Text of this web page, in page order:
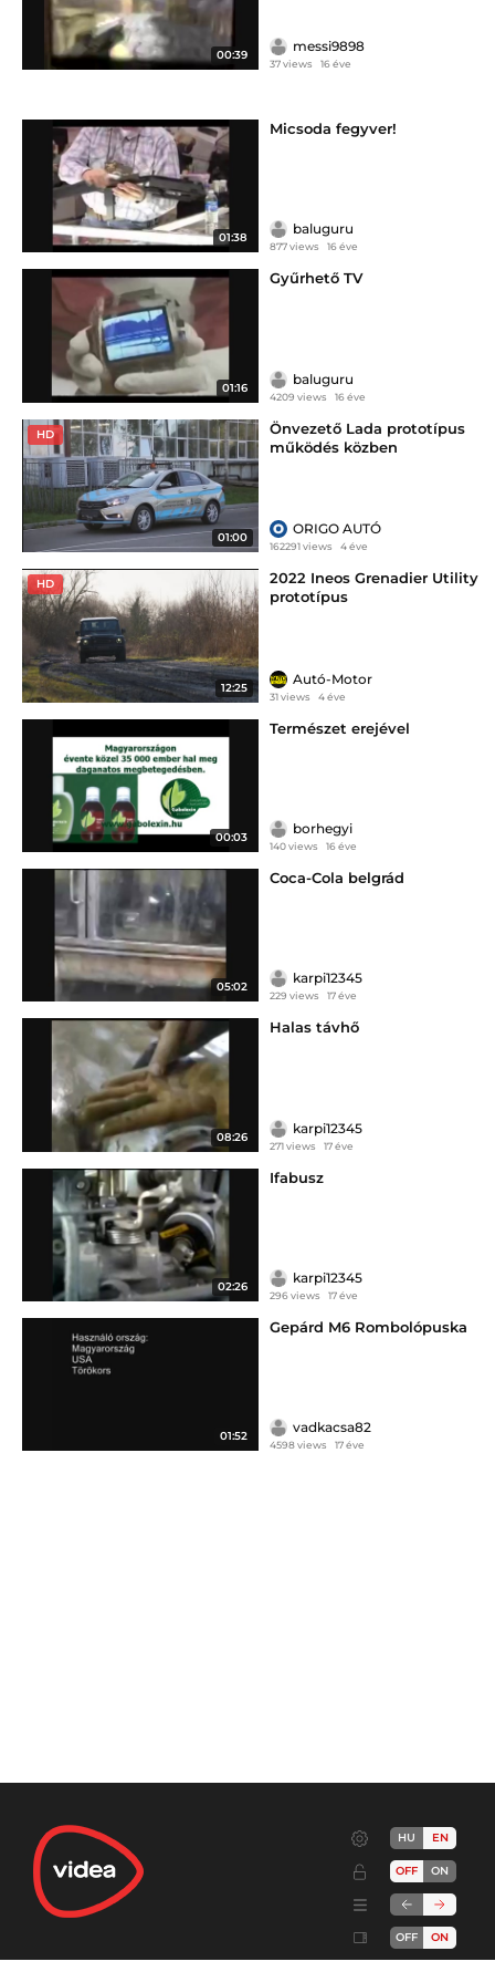
00:39
messi9898
37 views 16 éve
01:38
Micsoda fegyver!
baluguru
877 views 16 éve
01:16
Gyűrhető TV
baluguru
4209 views 16 éve
HD
01:00
Önvezető Lada prototípus
működés közben
ORIGO AUTÓ
162291 views 4 éve
HD
12:25
2022 Ineos Grenadier Utility
prototípus
Autó-Motor
31 views 4 éve
00:03
Természet erejével
borhegyi
140 views 16 éve
05:02
Coca-Cola belgrád
karpi12345
229 views 17 éve
08:26
Halas távhő
karpi12345
271 views 17 éve
02:26
Ifabusz
karpi12345
296 views 17 éve
01:52
Gepárd M6 Rombolópuska
vadkacsa82
4598 views 17 éve
HU EN
OFF ON
OFF ON